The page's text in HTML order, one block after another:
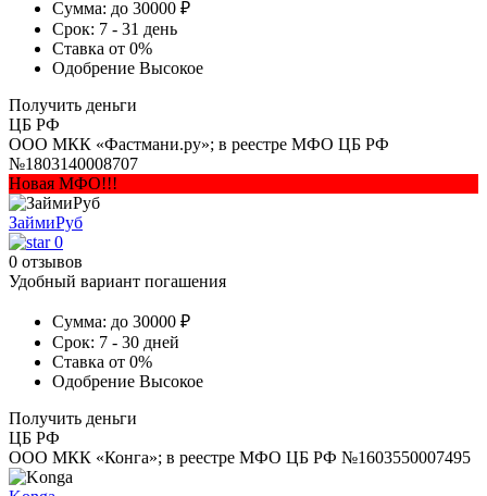
Сумма: до 30000 ₽
Срок: 7 - 31 день
Ставка от 0%
Одобрение Высокое
Получить деньги
ЦБ РФ
ООО МКК «Фастмани.ру»; в реестре МФО ЦБ РФ
№1803140008707
Новая МФО!!!
ЗаймиРуб
0
0 отзывов
Удобный вариант погашения
Сумма: до 30000 ₽
Срок: 7 - 30 дней
Ставка от 0%
Одобрение Высокое
Получить деньги
ЦБ РФ
ООО МКК «Конга»; в реестре МФО ЦБ РФ №1603550007495